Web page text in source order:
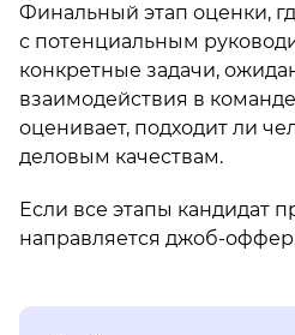
Финальный этап оценки,
с потенциальным
конкретные задачи,
взаимодействия в
оценивает, подходит ли
деловым качествам.
Если все этапы кандидат
направляется джоб-